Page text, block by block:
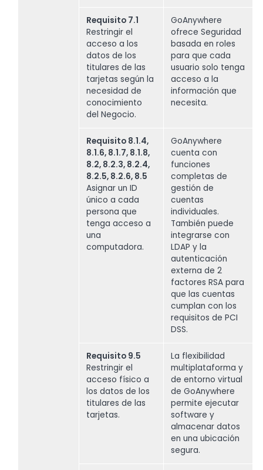
Requisito 7.1
Restringir el
acceso a los
datos de los
titulares de las
tarjetas según la
necesidad de
conocimiento
del Negocio.
GoAnywhere
ofrece Seguridad
basada en roles
para que cada
usuario solo tenga
acceso a la
información que
necesita.
Requisito 8.1.4,
8.1.6, 8.1.7, 8.1.8,
8.2, 8.2.3, 8.2.4,
8.2.5, 8.2.6, 8.5
Asignar un ID
único a cada
persona que
tenga acceso a
una
computadora.
GoAnywhere
cuenta con
funciones
completas de
gestión de
cuentas
individuales.
También puede
integrarse con
LDAP y la
autenticación
externa de 2
factores RSA para
que las cuentas
cumplan con los
requisitos de PCI
DSS.
Requisito 9.5
Restringir el
acceso físico a
los datos de los
titulares de las
tarjetas.
La flexibilidad
multiplataforma y
de entorno virtual
de GoAnywhere
permite ejecutar
software y
almacenar datos
en una ubicación
segura.